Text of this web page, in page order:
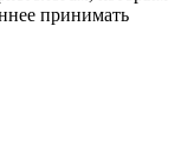
принимать